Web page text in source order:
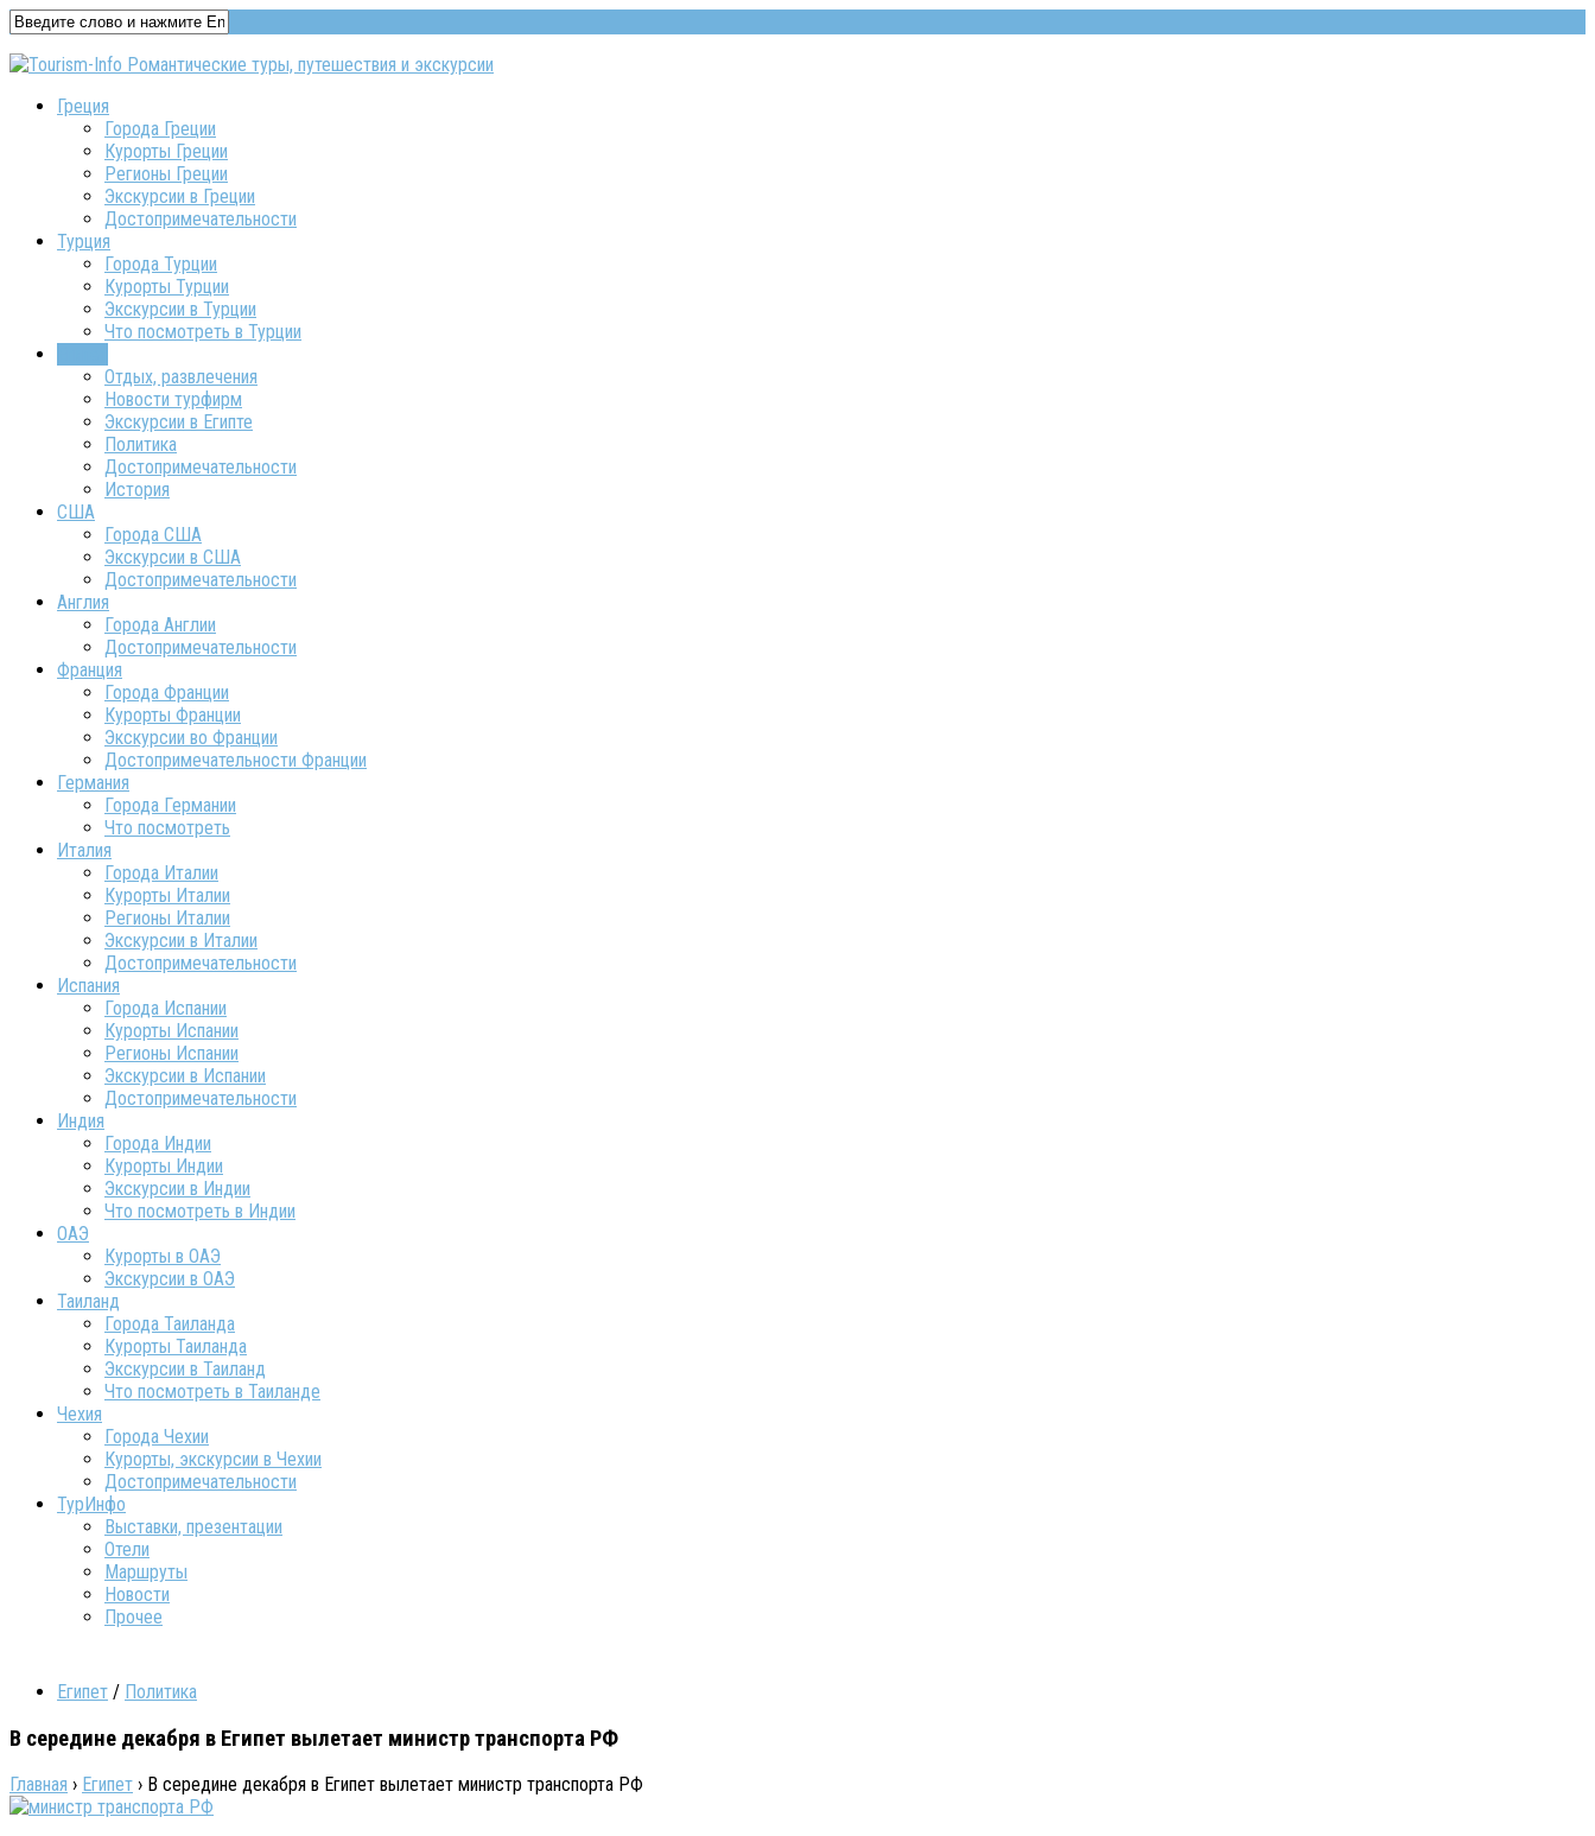
Греция
Города Греции
Курорты Греции
Регионы Греции
Экскурсии в Греции
Достопримечательности
Турция
Города Турции
Курорты Турции
Экскурсии в Турции
Что посмотреть в Турции
Отдых, развлечения
Новости турфирм
Экскурсии в Египте
Политика
Достопримечательности
История
США
Города США
Экскурсии в США
Достопримечательности
Англия
Города Англии
Достопримечательности
Франция
Города Франции
Курорты Франции
Экскурсии во Франции
Достопримечательности Франции
Германия
Города Германии
Что посмотреть
Италия
Города Италии
Курорты Италии
Регионы Италии
Экскурсии в Италии
Достопримечательности
Испания
Города Испании
Курорты Испании
Регионы Испании
Экскурсии в Испании
Достопримечательности
Индия
Города Индии
Курорты Индии
Экскурсии в Индии
Что посмотреть в Индии
ОАЭ
Курорты в ОАЭ
Экскурсии в ОАЭ
Таиланд
Города Таиланда
Курорты Таиланда
Экскурсии в Таиланд
Что посмотреть в Таиланде
Чехия
Города Чехии
Курорты, экскурсии в Чехии
Достопримечательности
ТурИнфо
Выставки, презентации
Отели
Маршруты
Новости
Прочее
Египет / Политика
В середине декабря в Египет вылетает министр транспорта РФ
Главная › Египет › В середине декабря в Египет вылетает министр транспорта РФ